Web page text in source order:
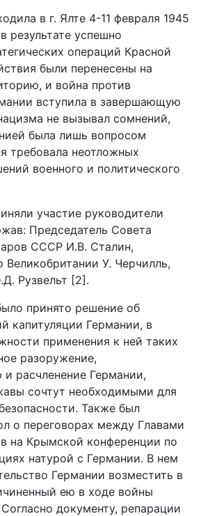
в г. Ялте 4-11 февраля 1945
результате успешно
операций Красной
были перенесены на
и война против
вступила в завершающую
не вызывал сомнений,
была лишь вопросом
требовала неотложных
военного и политического
участие руководители
Председатель Совета
СССР И.В. Сталин,
У. Черчилль,
Рузвельт [2].
принято решение об
капитуляции Германии, в
применения к ней таких
разоружение,
расчленение Германии,
сочтут необходимыми для
Также был
о переговорах между Главами
на Крымской конференции по
натурой с Германии. В нем
Германии возместить в
ею в ходе войны
документу, репарации